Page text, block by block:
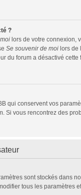
?
lors de votre connexion,
Se souvenir de moi lors de
du forum a désactivé cette
qui conservent vos
Si vous rencontrez des
sont stockés dans
tous les paramètres